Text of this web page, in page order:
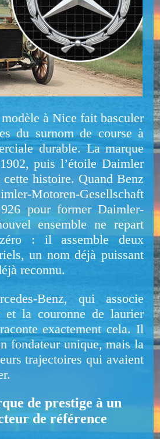
à Nice fait basculer
du surnom de course à
durable. La marque
puis l’étoile Daimler
cette histoire. Quand Benz
Motoren-Gesellschaft
pour former Daimler-
ensemble ne repart
: il assemble deux
un nom déjà puissant
reconnu.
Benz, qui associe
et la couronne de laurier
exactement cela. Il
fondateur unique, mais la
trajectoires qui avaient
de prestige à un
de référence